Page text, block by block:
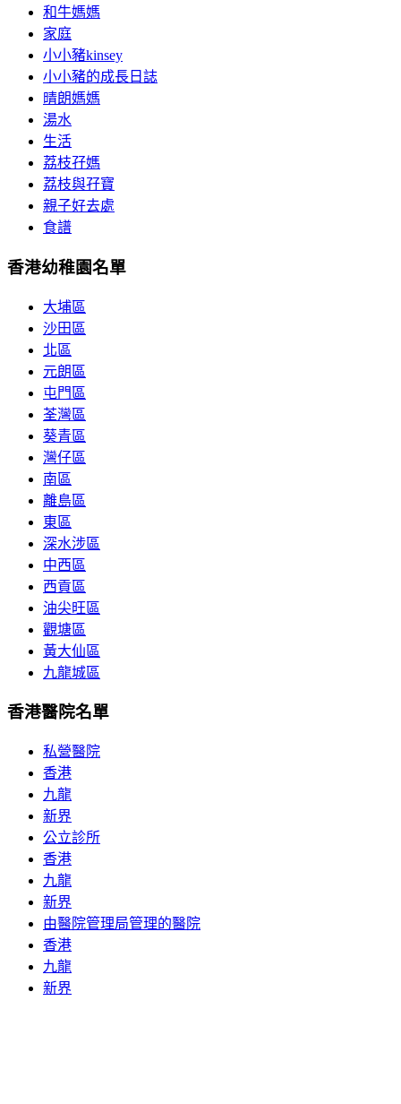
和牛媽媽
家庭
小小豬kinsey
小小豬的成長日誌
晴朗媽媽
湯水
生活
荔枝孖媽
荔枝與孖寶
親子好去處
食譜
香港幼稚園名單
大埔區
沙田區
北區
元朗區
屯門區
荃灣區
葵青區
灣仔區
南區
離島區
東區
深水涉區
中西區
西貢區
油尖旺區
觀塘區
黃大仙區
九龍城區
香港醫院名單
私營醫院
香港
九龍
新界
公立診所
香港
九龍
新界
由醫院管理局管理的醫院
香港
九龍
新界